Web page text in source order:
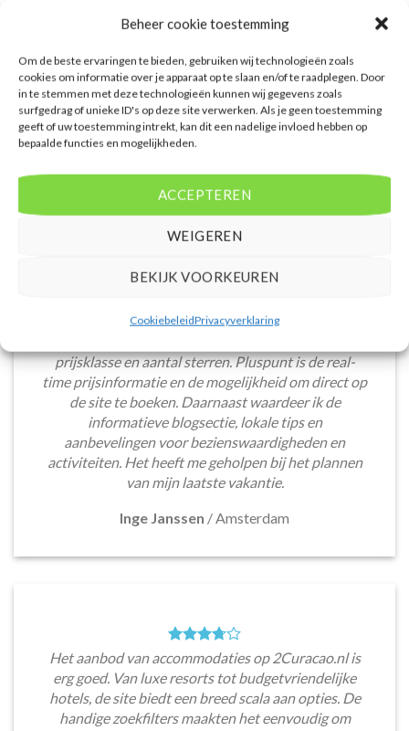
Beheer cookie toestemming
Om de beste ervaringen te bieden, gebruiken wij technologieën zoals
cookies om informatie over je apparaat op te slaan en/of te raadplegen. Door
in te stemmen met deze technologieën kunnen wij gegevens zoals
surfgedrag of unieke ID's op deze site verwerken. Als je geen toestemming
geeft of uw toestemming intrekt, kan dit een nadelige invloed hebben op
bepaalde functies en mogelijkheden.
ACCEPTEREN
WEIGEREN
BEKIJK VOORKEUREN
CookiebeleidPrivacyverklaring
onze partner Corendon. Nu vanaf
PRIJZEN EN BOEKEN
direct bij onze partner Corendon.
PRIJZEN EN BOEKEN
De website heeft een handige zoekfunctie voor
prijsklasse en aantal sterren. Pluspunt is de real-
time prijsinformatie en de mogelijkheid om direct op
de site te boeken. Daarnaast waardeer ik de
informatieve blogsectie, lokale tips en
aanbevelingen voor bezienswaardigheden en
activiteiten. Het heeft me geholpen bij het plannen
van mijn laatste vakantie.
Inge Janssen /Amsterdam
Het aanbod van accommodaties op 2Curacao.nl is
erg goed. Van luxe resorts tot budgetvriendelijke
hotels, de site biedt een breed scala aan opties. De
handige zoekfilters maakten het eenvoudig om